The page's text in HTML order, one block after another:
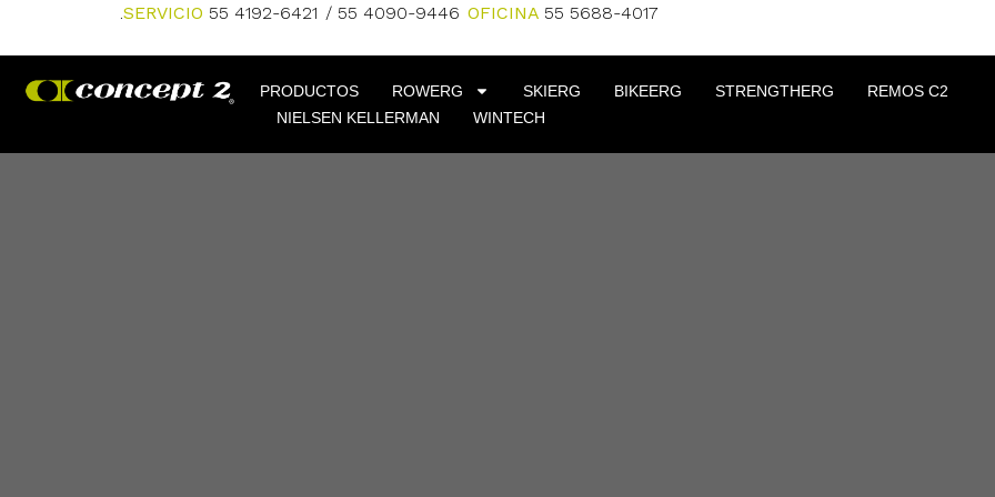
.SERVICIO 55 4192-6421 / 55 4090-9446 OFICINA 55 5688-4017
PRODUCTOS ROWERG SKIERG BIKEERG STRENGTHERG
REMOS C2
NIELSEN KELLERMAN
WINTECH